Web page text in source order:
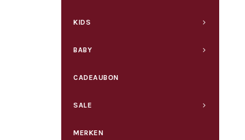
KIDS
BABY
CADEAUBON
SALE
MERKEN